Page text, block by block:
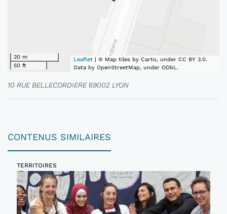
20 m
50 ft
Leaflet | © Map tiles by Carto, under CC BY 3.0.
Data by OpenStreetMap, under ODbL.
10 RUE BELLECORDIERE 69002 LYON
CONTENUS SIMILAIRES
TERRITOIRES